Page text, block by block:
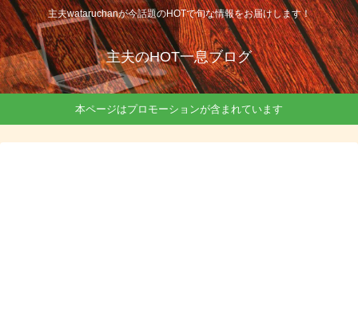
主夫wataruchanが今話題のHOTで旬な情報をお届けします！
主夫のHOT一息ブログ
本ページはプロモーションが含まれています